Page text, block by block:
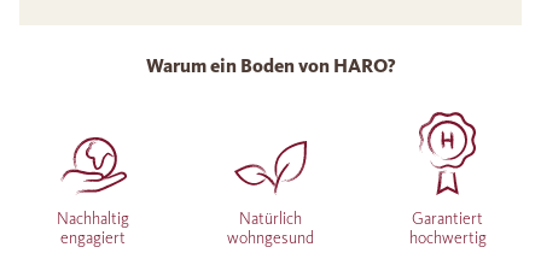
Warum ein Boden von HARO?
Nachhaltig
engagiert
Natürlich
wohngesund
Garantiert
hochwertig